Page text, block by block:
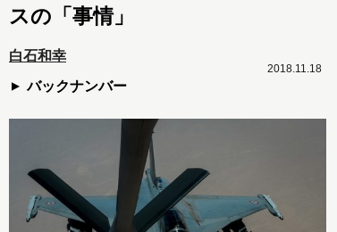
スの「事情」
白石和幸
バックナンバー
2018.11.18